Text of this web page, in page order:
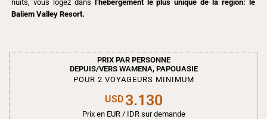
nuits, vous logez dans
l’hébergement le plus unique de la région: le
Baliem Valley Resort.
PRIX PAR PERSONNE
DEPUIS/VERS WAMENA, PAPOUASIE
POUR 2 VOYAGEURS MINIMUM
USD 3.130
Prix en EUR / IDR sur demande